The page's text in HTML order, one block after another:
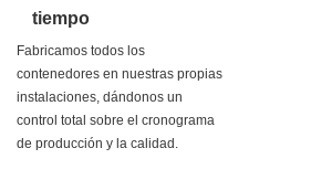
tiempo
Fabricamos todos los
contenedores en nuestras propias
instalaciones, dándonos un
control total sobre el cronograma
de producción y la calidad.